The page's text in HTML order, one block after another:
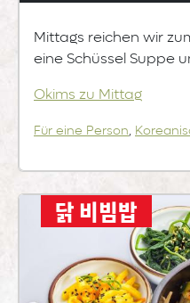
Mittags reichen wir
eine Schüssel Suppe
Okims zu Mittag
Für eine Person
닭 비빔밥